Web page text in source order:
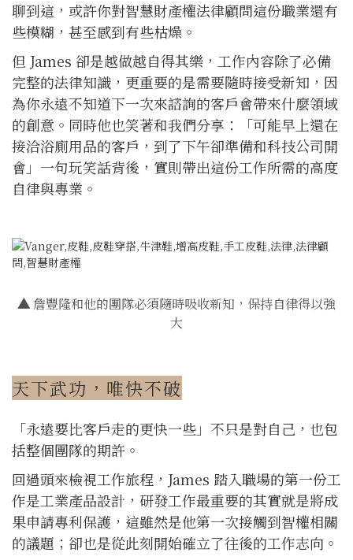
聊到這，或許你對智慧財產權法律顧問這份職業還有
些模糊，甚至感到有些枯燥。
但 James 卻是越做越自得其樂，工作內容除了必備
完整的法律知識，更重要的是需要隨時接受新知，因
為你永遠不知道下一次來諮詢的客戶會帶來什麼領域
的創意。同時他也笑著和我們分享：「可能早上還在
接洽浴廁用品的客戶，到了下午卻準備和科技公司開
會」一句玩笑話背後，實則帶出這份工作所需的高度
自律與專業。
▲ 詹豐隆和他的團隊必須隨時吸收新知，保持自律得以強
大
天下武功，唯快不破
「永遠要比客戶走的更快一些」不只是對自己，也包
括整個團隊的期許。
回過頭來檢視工作旅程，James 踏入職場的第一份工
作是工業產品設計，研發工作最重要的其實就是將成
果申請專利保護，這雖然是他第一次接觸到智權相關
的議題；卻也是從此刻開始確立了往後的工作志向。